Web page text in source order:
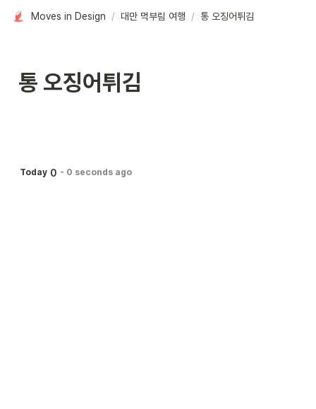
Moves in Design / 대만 먹부림 여행 / 통 오징어튀김
통 오징어튀김
Today 0 - 0 seconds ago